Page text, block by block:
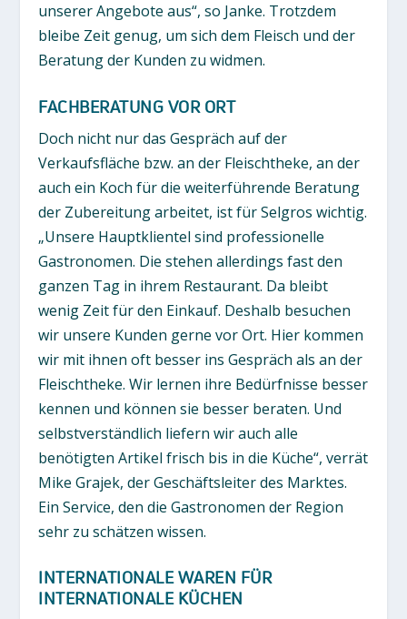
unserer Angebote aus“, so Janke. Trotzdem
bleibe Zeit genug, um sich dem Fleisch und der
Beratung der Kunden zu widmen.
FACHBERATUNG VOR ORT
Doch nicht nur das Gespräch auf der
Verkaufsfläche bzw. an der Fleischtheke, an der
auch ein Koch für die weiterführende Beratung
der Zubereitung arbeitet, ist für Selgros wichtig.
„Unsere Hauptklientel sind professionelle
Gastronomen. Die stehen allerdings fast den
ganzen Tag in ihrem Restaurant. Da bleibt
wenig Zeit für den Einkauf. Deshalb besuchen
wir unsere Kunden gerne vor Ort. Hier kommen
wir mit ihnen oft besser ins Gespräch als an der
Fleischtheke. Wir lernen ihre Bedürfnisse besser
kennen und können sie besser beraten. Und
selbstverständlich liefern wir auch alle
benötigten Artikel frisch bis in die Küche“, verrät
Mike Grajek, der Geschäftsleiter des Marktes.
Ein Service, den die Gastronomen der Region
sehr zu schätzen wissen.
INTERNATIONALE WAREN FÜR
INTERNATIONALE KÜCHEN